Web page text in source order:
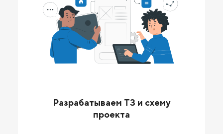
Разрабатываем ТЗ и схему
проекта